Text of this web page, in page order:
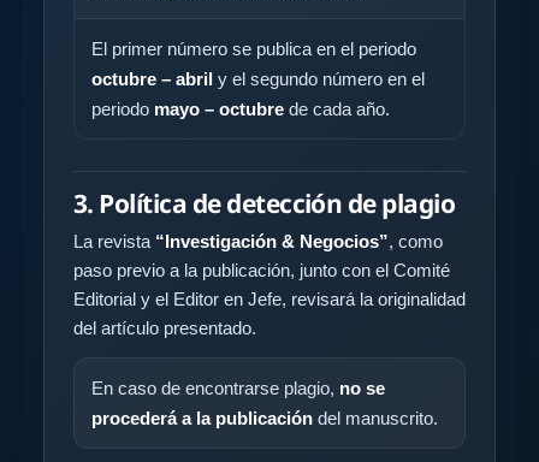
El primer número se publica en el periodo
octubre – abril y el segundo número en el
periodo mayo – octubre de cada año.
3. Política de detección de plagio
La revista “Investigación & Negocios”, como
paso previo a la publicación, junto con el Comité
Editorial y el Editor en Jefe, revisará la originalidad
del artículo presentado.
En caso de encontrarse plagio, no se
procederá a la publicación del manuscrito.